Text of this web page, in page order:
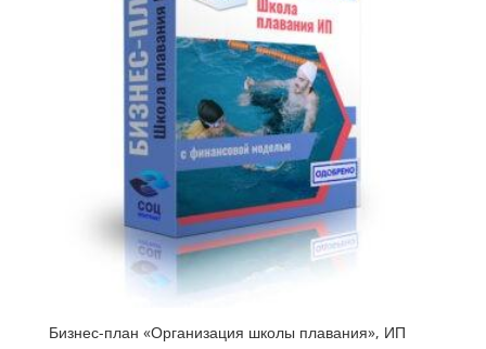
Бизнес-план «Организация школы плавания», ИП